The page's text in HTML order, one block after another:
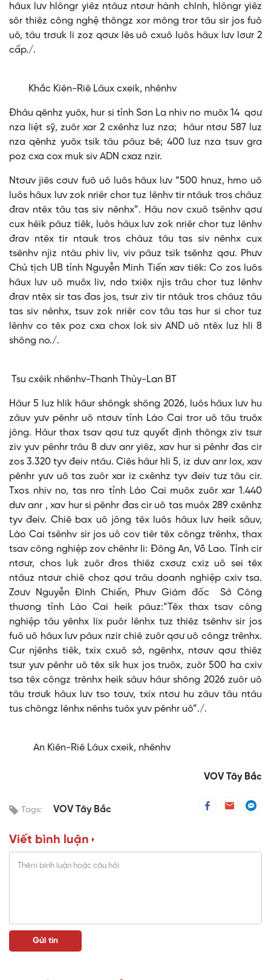
hâux lưv hlôngr yiêz ntâuz ntơưr hành chính, hlôngr yiêz
sôr thiêz công nghệ thôngz xor mông tror tâu sir jos fuô
uô, tâu trơưk li zoz qơưx lês uô cxuô luôs hâux lưv lơưr 2
cấp./.
Khắc Kiên-Riê Lâux cxeik, nhênhv
Đhâu qênhz yuôx, hur si tỉnh Sơn La nhiv no muôx 14 qơư
nza liệt sỹ, zuôr xar 2 cxênhz luz nza; hâur ntơư 587 luz
nza qênhz yuôx tsik tâu pâuz bê; 400 luz nza tsuv gra
poz cxa cox muk siv ADN cxaz nzir.
Ntơưv jiês cơưv fuô uô luôs hâux lưv “500 hnuz, hmo uô
luôs hâux lưv zok nriêr chor tuz lênhv tir ntâuk tros châuz
đrav ntêx tâu tas siv nênhx”. Hâu nov cxuô tsênhv qơư
cux hêik pâuz tiêk, luôs hâux lưv zok nriêr chor tuz lênhv
đrav ntêx tir ntauk tros châuz tâu tas siv nênhx cux
tsênhv njiz ntâu phiv liv, viv pâuz tsik tsênhz qơư. Phưv
Chủ tịch UB tỉnh Nguyễn Minh Tiến xav tiêk: Co zos luôs
hâux lưv uô muôx liv, ndo txiêx njis trâu chor tuz lênhv
đrav ntêx sir tas đas jos, tsưr ziv tir ntâuk tros châuz tâu
tas siv nênhx, tsuv zok nriêr cov tâu tas hur si chor tuz
lênhv co têx poz cxa chox lok siv AND uô ntêx luz hli 8
shông no./.
Tsu cxêik nhênhv-Thanh Thủy-Lan BT
Hâur 5 luz hlik hâur shôngk shông 2026, luôs hâux lưv hu
zâuv yưv pênhr uô ntơưv tỉnh Lào Cai tror uô tâu truôx
jông. Hâur thax tsav qơư tưz quyết định thôngx ziv tsưr
ziv yưv pênhr trâu 8 dưv anr yiêz, xav hur si pênhr đas cir
zos 3.320 tyv đeiv ntâu. Ciês hâur hli 5, iz dưv anr lox, xav
pênhr yưv uô tas zuôr xar iz cxênhz tyv đeiv tưz tâu cir.
Txos nhiv no, tas nro tỉnh Lào Cai muôx zuôr xar 1.440
dưv anr , xav hur si pênhr đas cir uô tas muôx 289 cxênhz
tyv đeiv. Chiê bax uô jông têx luôs hâux lưv heik sâuv,
Lào Cai tsênhv sir jos uô cov tiêr têx côngz trênhx, thax
tsav công nghiệp zov chênhr li: Đông An, Võ Lao. Tỉnh cir
ntơưr, chos luk zuôr đros thiêz cxơưz cxiz uô sei têx
ntâuz ntơưr chiê choz qơư trâu doanh nghiệp cxiv tsa.
Zơưv Nguyễn Đình Chiến, Phưv Giám đốc Sở Công
thương tỉnh Lào Cai heik pâuz:“Têx thax tsav công
nghiệp tâu yênhx lix puôr lênhx tưz thiêz tsênhv sir jos
fuô uô hâux lưv pâux nzir chiê zuôr qơư uô côngz trênhx.
Cur njênhs tiêk, txix cxuô sở, ngênhx, ntơưv qơư thiêz
tsưr yưv pênhr uô têx sik hux jos truôx, zuôr 500 ha cxiv
tsa têx côngz trênhx heik sâuv hâur shông 2026 zuôr uô
tâu trơưk hâux lưv tso tơưv, txix ntơư hu zâuv tâu ntâu
tus chôngz lênhx nênhs tuôx yưv pênhr uô”./.
An Kiên-Riê Lâux cxeik, nhênhv
VOV Tây Bắc
Tags: VOV Tây Bắc
Viết bình luận